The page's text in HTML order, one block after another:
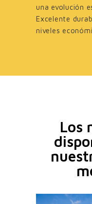
una evolución
Excelente
niveles
Los